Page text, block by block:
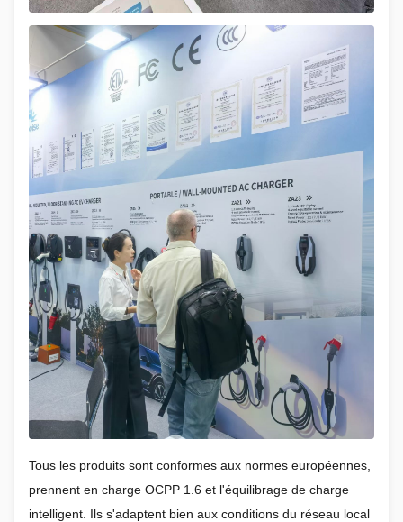
Tous les produits sont conformes aux normes européennes,
prennent en charge OCPP 1.6 et l'équilibrage de charge
intelligent. Ils s'adaptent bien aux conditions du réseau local